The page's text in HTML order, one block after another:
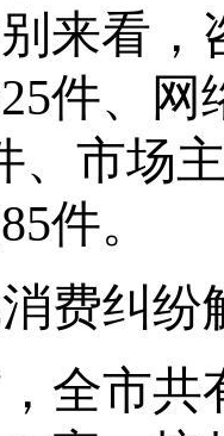
来看，
件、网
、市场
85件。
费纠纷
全市共